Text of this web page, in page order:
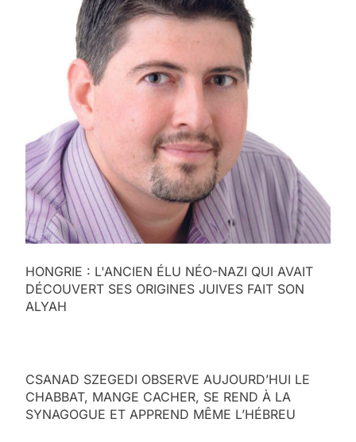
HONGRIE : L'ANCIEN ÉLU NÉO-NAZI QUI AVAIT
DÉCOUVERT SES ORIGINES JUIVES FAIT SON
ALYAH
CSANAD SZEGEDI OBSERVE AUJOURD’HUI LE
CHABBAT, MANGE CACHER, SE REND À LA
SYNAGOGUE ET APPREND MÊME L’HÉBREU